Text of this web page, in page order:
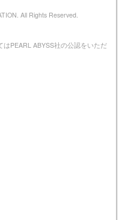
All Rights Reserved.
PEARL ABYSS社の公認をいただ